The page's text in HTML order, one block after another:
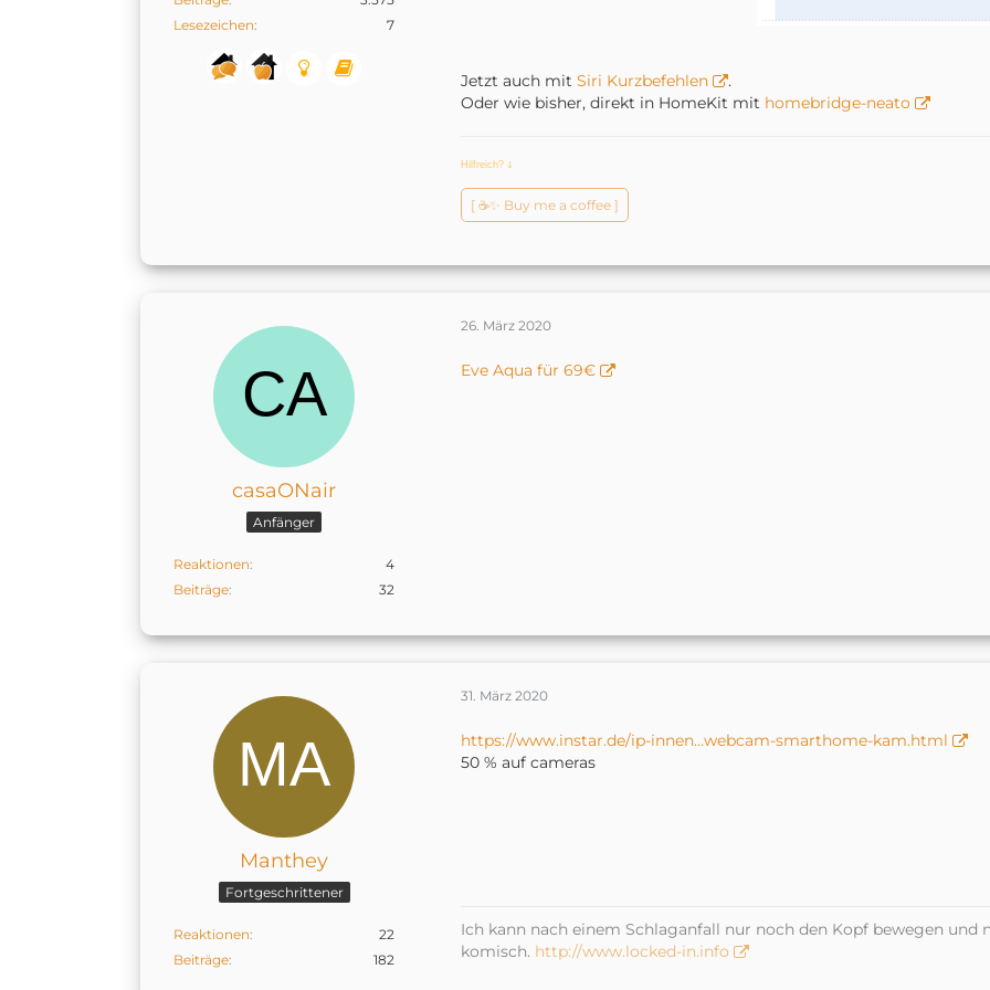
Lesezeichen
7
Jetzt auch mit Siri Kurzbefehlen
.
Oder wie bisher, direkt in HomeKit mit homebridge-neato
Hilfreich? ↆ
[ ☕️✨ Buy me a coffee ]
casaONair
Anfänger
Reaktionen
4
Beiträge
32
26. März 2020
Eve Aqua für 69€
Manthey
Fortgeschrittener
Reaktionen
22
Beiträge
182
31. März 2020
https://www.instar.de/ip-innen…webcam-smarthome-kam.html
50 % auf cameras
Ich kann nach einem Schlaganfall nur noch den Kopf bewegen und
komisch. http://www.locked-in.info